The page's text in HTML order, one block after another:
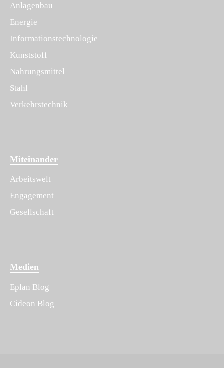
Anlagenbau
Energie
Informationstechnologie
Kunststoff
Nahrungsmittel
Stahl
Verkehrstechnik
Miteinander
Arbeitswelt
Engagement
Gesellschaft
Medien
Eplan Blog
Cideon Blog